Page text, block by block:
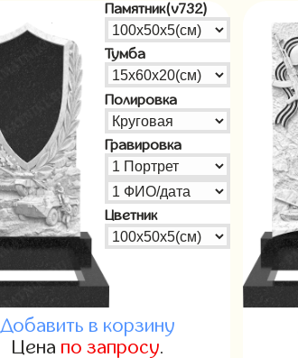
Памятник(v732)
Тумба
Полировка
Гравировка
Цветник
Добавить в корзину
Цена по запросу.